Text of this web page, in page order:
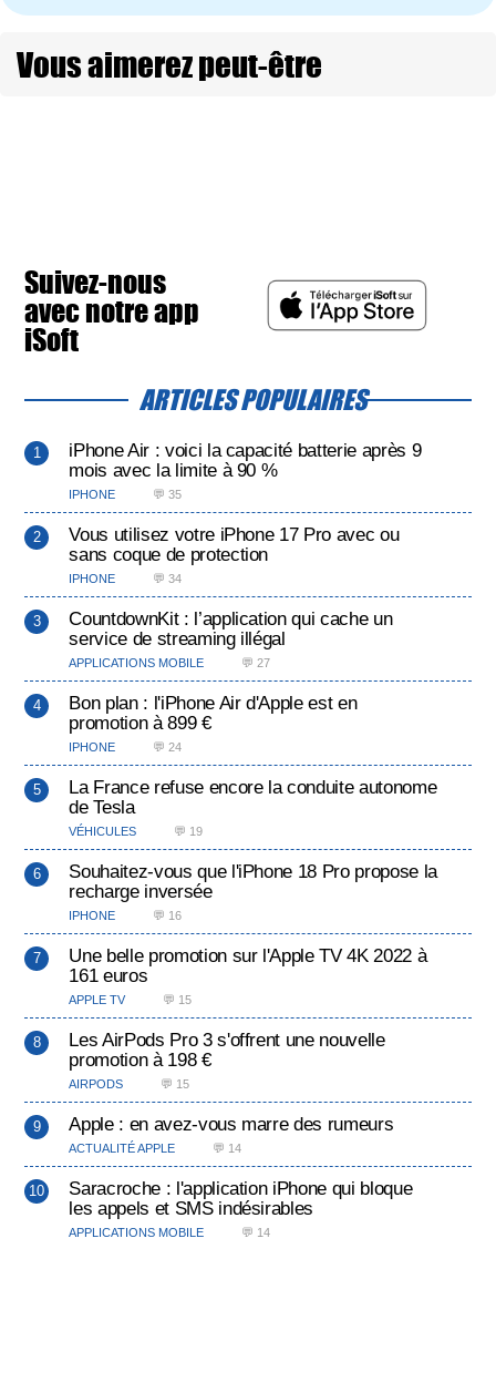
Vous aimerez peut-être
Suivez-nous
avec notre app
iSoft
ARTICLES POPULAIRES
iPhone Air : voici la capacité batterie après 9
mois avec la limite à 90 %
IPHONE 💬 35
Vous utilisez votre iPhone 17 Pro avec ou
sans coque de protection
IPHONE 💬 34
CountdownKit : l’application qui cache un
service de streaming illégal
APPLICATIONS MOBILE 💬 27
Bon plan : l'iPhone Air d'Apple est en
promotion à 899 €
IPHONE 💬 24
La France refuse encore la conduite autonome
de Tesla
VÉHICULES 💬 19
Souhaitez-vous que l'iPhone 18 Pro propose la
recharge inversée
IPHONE 💬 16
Une belle promotion sur l'Apple TV 4K 2022 à
161 euros
APPLE TV 💬 15
Les AirPods Pro 3 s'offrent une nouvelle
promotion à 198 €
AIRPODS 💬 15
Apple : en avez-vous marre des rumeurs
ACTUALITÉ APPLE 💬 14
Saracroche : l'application iPhone qui bloque
les appels et SMS indésirables
APPLICATIONS MOBILE 💬 14